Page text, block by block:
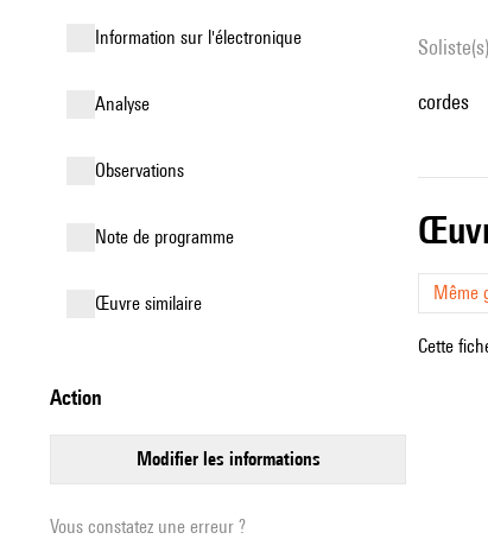
Information sur l'électronique
analyse
observations
Note de programme
œuvre similaire
action
modifier les informations
Vous constatez une erreur ?
Soliste(s)
cordes
Même
Cette